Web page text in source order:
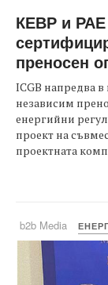
КЕВР и РАЕ
преносен
ICGB напредва
независим
енергийни
проект на
проектната
b2b Media